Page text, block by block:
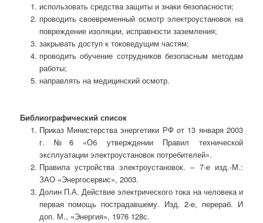
использовать средства защиты и знаки безопасности;
проводить своевременный осмотр электроустановок на
повреждение изоляции, исправности заземления;
закрывать доступ к токоведущим частям;
проводить обучение сотрудников безопасным методам
работы;
направлять на медицинский осмотр.
Библиографический список
Приказ Министерства энергетики РФ от 13 января 2003
г. №6 «Об утверждении Правил технической
эксплуатации электроустановок потребителей».
Правила устройства электроустановок. – 7-е изд.-М.:
ЗАО «Энергосервис», 2003.
Долин П.А. Действие электрического тока на человека и
первая помощь пострадавшему. Изд. 2-е, перераб. И
доп. М., «Энергия», 1976 128с.